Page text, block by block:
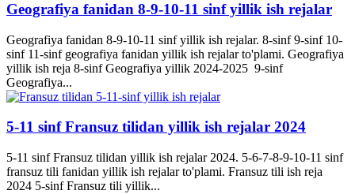
Geografiya fanidan 8-9-10-11 sinf yillik ish rejalar
Geografiya fanidan 8-9-10-11 sinf yillik ish rejalar. 8-sinf 9-sinf 10-
sinf 11-sinf geografiya fanidan yillik ish rejalar to'plami. Geografiya
yillik ish reja 8-sinf Geografiya yillik 2024-2025 9-sinf
Geografiya...
5-11 sinf Fransuz tilidan yillik ish rejalar 2024
5-11 sinf Fransuz tilidan yillik ish rejalar 2024. 5-6-7-8-9-10-11 sinf
fransuz tili fanidan yillik ish rejalar to'plami. Fransuz tili ish reja
2024 5-sinf Fransuz tili yillik...